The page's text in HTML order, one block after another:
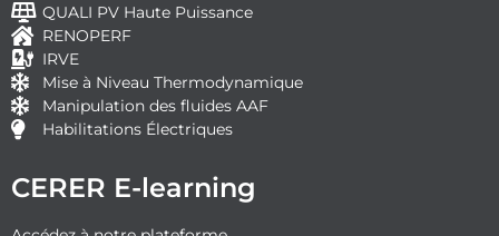
QUALI PV Haute Puissance
RENOPERF
IRVE
Mise à Niveau Thermodynamique
Manipulation des fluides AAF
Habilitations Électriques
CERER E-learning